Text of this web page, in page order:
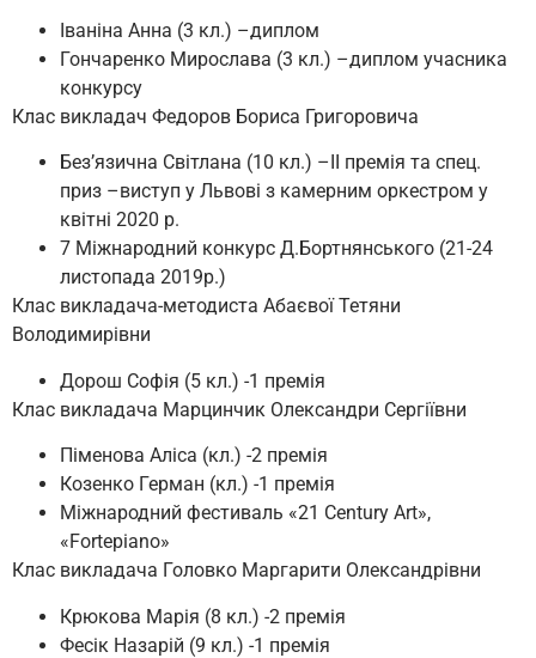
Іваніна Анна (3 кл.) –диплом
Гончаренко Мирослава (3 кл.) –диплом учасника
конкурсу
Клас викладач Федоров Бориса Григоровича
Без’язична Світлана (10 кл.) –ІІ премія та спец.
приз –виступ у Львові з камерним оркестром у
квітні 2020 р.
7 Міжнародний конкурс Д.Бортнянського (21-24
листопада 2019р.)
Клас викладача-методиста Абаєвої Тетяни
Володимирівни
Дорош Софія (5 кл.) -1 премія
Клас викладача Марцинчик Олександри Сергіївни
Піменова Аліса (кл.) -2 премія
Козенко Герман (кл.) -1 премія
Міжнародний фестиваль «21 Century Art»,
«Fortepiano»
Клас викладача Головко Маргарити Олександрівни
Крюкова Марія (8 кл.) -2 премія
Фесік Назарій (9 кл.) -1 премія